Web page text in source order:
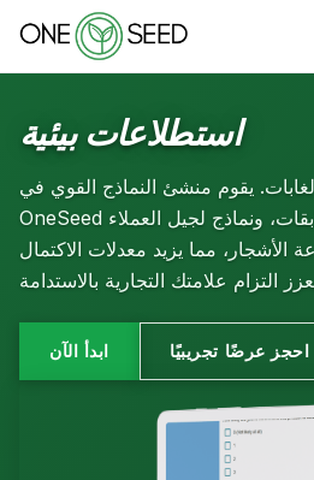
استطلاعات بيئية
يقوم منشئ النماذج القوي في
OneSeed بإنشاء استطلاعات، مسابقات، ونماذج لجيل العملاء
الأشجار، مما يزيد معدلات الاكتمال
ابدأ الآن احجز عرضًا تجريبيًا